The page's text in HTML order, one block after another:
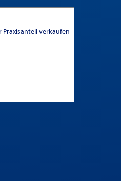
Praxisanteil verkaufen